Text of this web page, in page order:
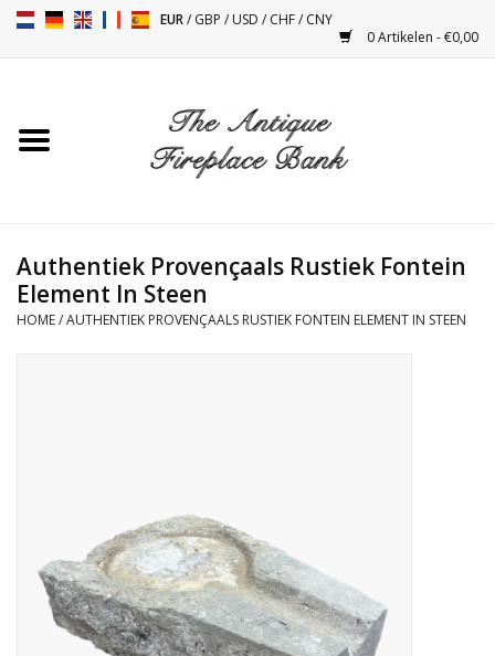
EUR/GBP /USD /CHF/CNY
0 Artikelen - €0,00
Toebehoren
Kacheltjes
Decoratieve Outdoor
Objecten
Vloeren - Steen, Terra Cotta
Authentiek Provençaals Rustiek Fontein
Element In Steen
HOME/AUTHENTIEK PROVENÇAALS RUSTIEK FONTEIN ELEMENT IN STEEN